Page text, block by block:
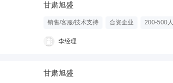
甘肃旭盛
销售/客服/技术支持 合资企业 200-500人
李经理
甘肃旭盛